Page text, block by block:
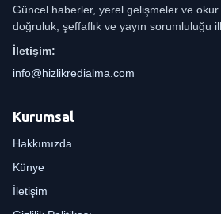
Güncel haberler, yerel gelişmeler ve okur
doğruluk, şeffaflık ve yayın sorumluluğu
İletişim:
info@hizlikredialma.com
Kurumsal
Hakkımızda
Künye
İletişim